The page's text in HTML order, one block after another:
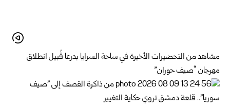
مشاهد من التحضيرات الأخيرة في ساحة السرايا بدرعا قُبيل انطلاق
مهرجان “صيف حوران”